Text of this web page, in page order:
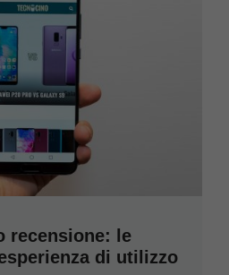
recensione: le
di utilizzo